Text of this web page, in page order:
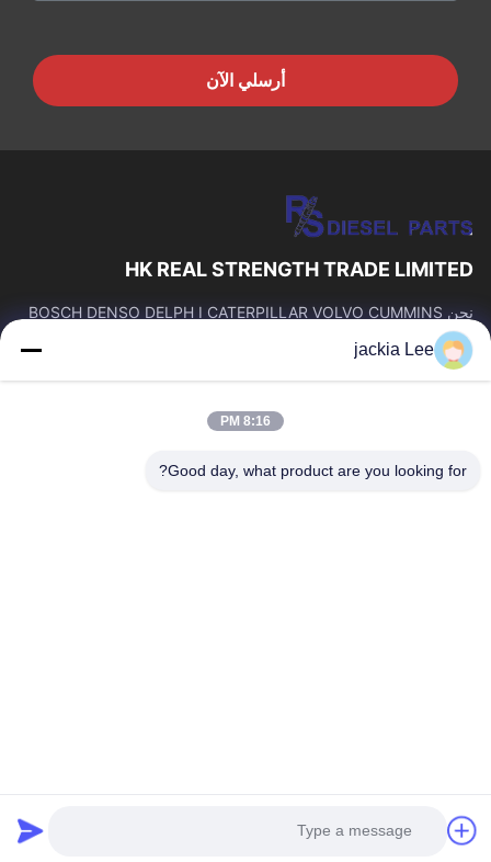
أرسلي الآن
HK REAL STRENGTH TRADE LIMITED
نحن BOSCH DENSO DELPH I CATERPILLAR VOLVO CUMMINS
9523.
روابط سريعة
المنتجات
حولنا
جولة في المصنع
jackia Lee
8:16 PM
Good day, what product are you looking for?